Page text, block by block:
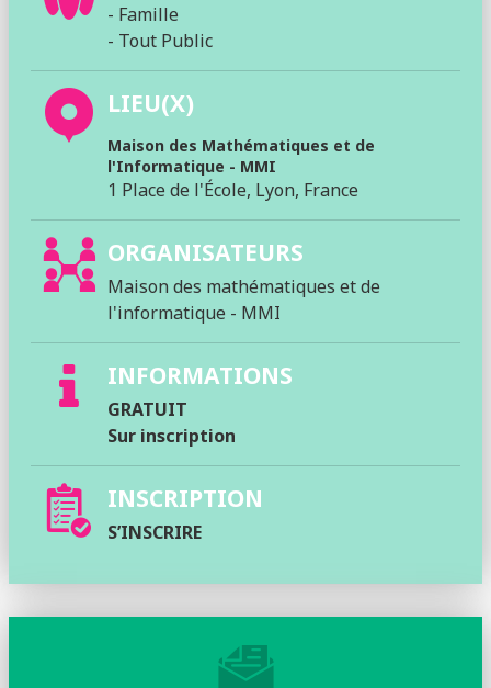
- Famille
- Tout Public
LIEU(X)
Maison des Mathématiques et de
l'Informatique - MMI
1 Place de l'École, Lyon, France
ORGANISATEURS
Maison des mathématiques et de
l'informatique - MMI
INFORMATIONS
GRATUIT
Sur inscription
INSCRIPTION
S’INSCRIRE